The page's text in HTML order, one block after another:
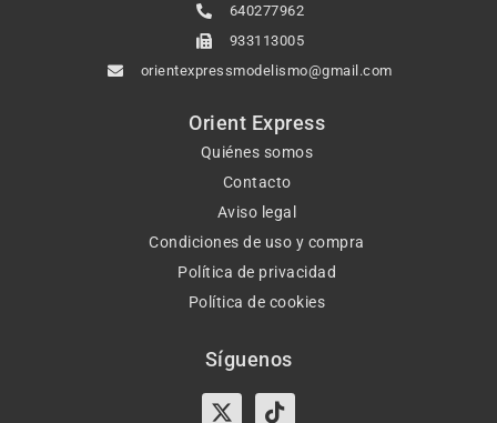
640277962
933113005
orientexpressmodelismo@gmail.com
Orient Express
Quiénes somos
Contacto
Aviso legal
Condiciones de uso y compra
Política de privacidad
Política de cookies
Síguenos
X-
Tiktok
InstagramFacebook